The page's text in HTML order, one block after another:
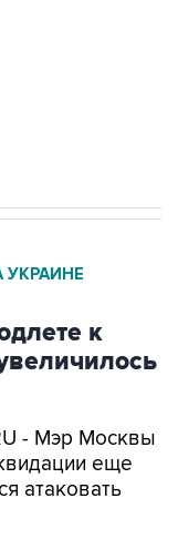
УКРАИНЕ
к
- Мэр Москвы
еще
атаковать